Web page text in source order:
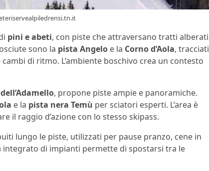
pini e abeti, con piste che attraversano tratti alberati
sono la pista Angelo e la Corno d’Aola, tracciati
di ritmo. L’ambiente boschivo crea un contesto
, propone piste ampie e panoramiche.
e la pista nera Temù per sciatori esperti. L’area è
il raggio d’azione con lo stesso skipass.
lungo le piste, utilizzati per pause pranzo, cene in
integrato di impianti permette di spostarsi tra le